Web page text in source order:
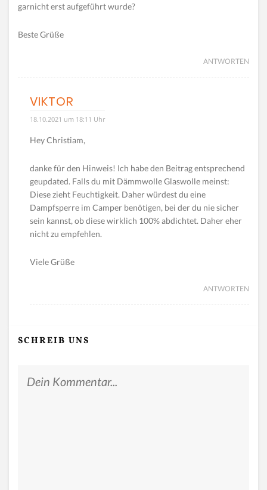
garnicht erst aufgeführt wurde?
Beste Grüße
ANTWORTEN
VIKTOR
18.10.2021 um 18:11 Uhr
Hey Christiam,
danke für den Hinweis! Ich habe den Beitrag entsprechend
geupdated. Falls du mit Dämmwolle Glaswolle meinst:
Diese zieht Feuchtigkeit. Daher würdest du eine
Dampfsperre im Camper benötigen, bei der du nie sicher
sein kannst, ob diese wirklich 100% abdichtet. Daher eher
nicht zu empfehlen.
Viele Grüße
ANTWORTEN
SCHREIB UNS